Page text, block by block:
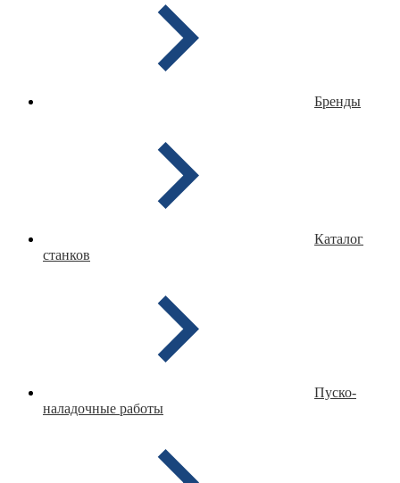
Бренды
Каталог
станков
Пуско-
наладочные работы